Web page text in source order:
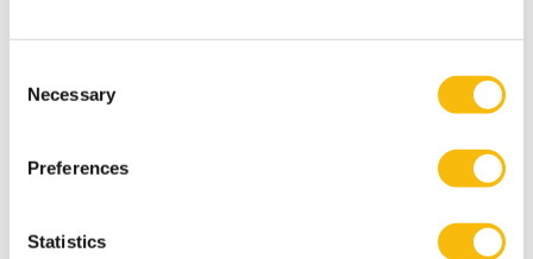
Selection
Necessary
Preferences
Statistics